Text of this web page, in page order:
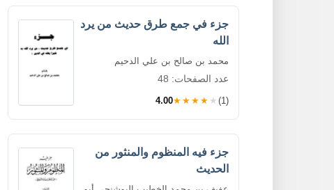
جزء في جمع طرق حديث من يرد
الله
محمد بن صالح بن علي الدحيم
عدد الصفحات: 48
4.00★★★★★ (1)
جزء فيه المنظوم والمنثور من
الحديث